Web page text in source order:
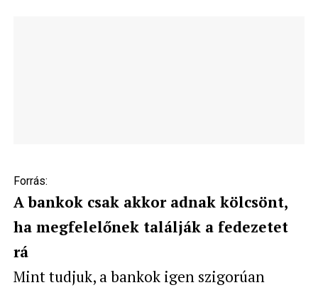
Forrás:
A bankok csak akkor adnak kölcsönt,
ha megfelelőnek találják a fedezetet
rá
Mint tudjuk, a bankok igen szigorúan